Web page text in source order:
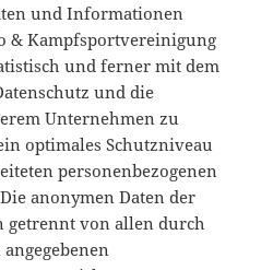
und Informationen
& Kampfsportvereinigung
und ferner mit dem
und die
Unternehmen zu
optimales Schutzniveau
personenbezogenen
anonymen Daten der
getrennt von allen durch